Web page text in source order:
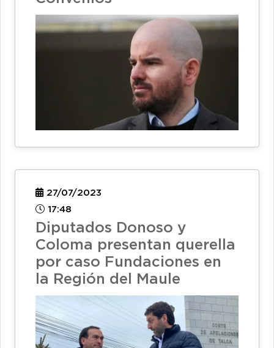
27/07/2023
17:48
Diputados Donoso y
Coloma presentan querella
por caso Fundaciones en
la Región del Maule